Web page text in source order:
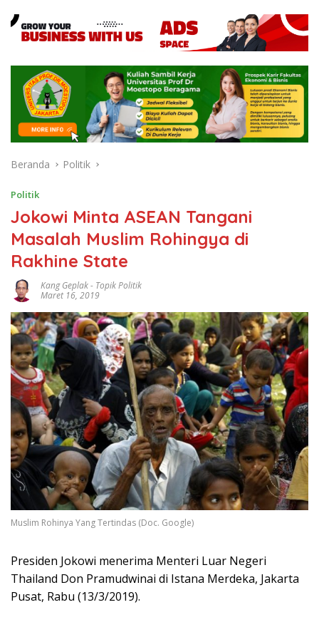
Beranda Politik
Politik
Jokowi Minta ASEAN Tangani
Masalah Muslim Rohingya di
Rakhine State
Kang Geplak- Topik Politik
Maret 16, 2019
Muslim Rohinya Yang Tertindas (Doc. Google)
Presiden Jokowi menerima Menteri Luar Negeri
Thailand Don Pramudwinai di Istana Merdeka, Jakarta
Pusat, Rabu (13/3/2019).